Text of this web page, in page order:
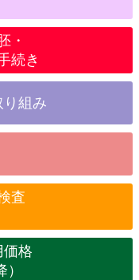
・
続き
り組み
査
価格